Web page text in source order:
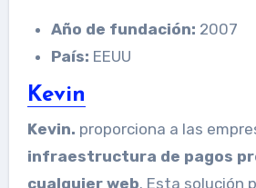
Año de fundación: 2007
País: EEUU
Kevin
Kevin. proporciona a las
infraestructura de pagos
cualquier web. Esta solución